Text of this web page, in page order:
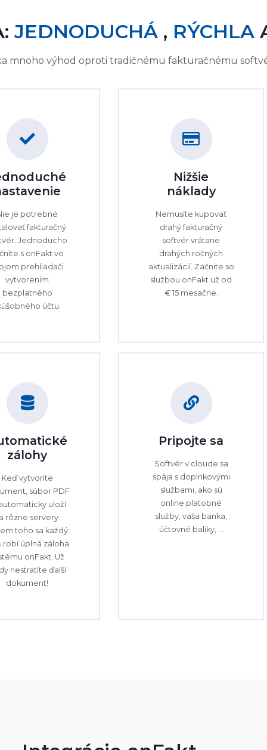
JEDNODUCHÁ , RÝCHLA
mnoho výhod oproti tradičnému fakturačnému
je potrebné
fakturačný
Jednoducho
s onFakt vo
prehliadači
vytvorením
bezplatného
účtu.
Nižšie
náklady
Nemusíte kupovať
drahý fakturačný
softvér vrátane
drahých ročných
aktualizácií. Začnite so
službou onFakt už od
€ 15 mesačne.
zálohy
Keď vytvoríte
súbor PDF
uloží
rôzne servery.
toho sa každý
robí úplná záloha
onFakt. Už
nestratíte ďalší
dokument!
Pripojte sa
Softvér v cloude sa
spája s doplnkovými
službami, ako sú
online platobné
služby, vaša banka,
účtovné balíky, ...